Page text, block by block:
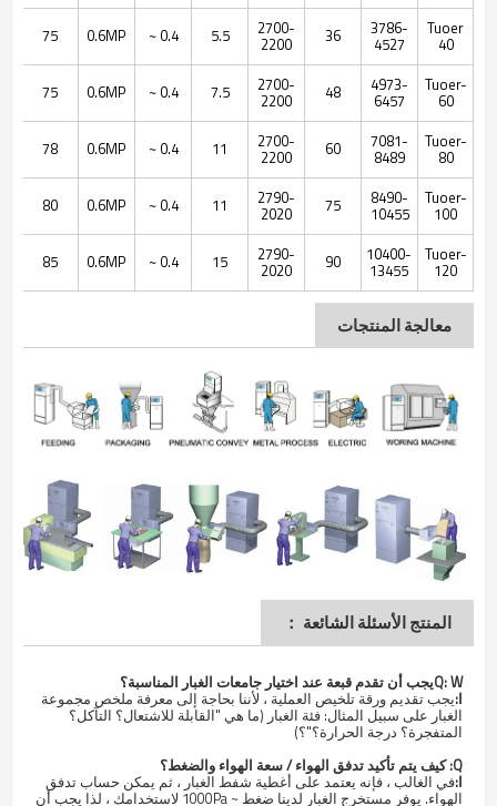
Tuoer
40
3786-
4527
36
2700-
2200
5.5
0.4 ~
0.6MP
75
Tuoer-
60
4973-
6457
48
2700-
2200
7.5
0.4 ~
0.6MP
75
Tuoer-
80
7081-
8489
60
2700-
2200
11
0.4 ~
0.6MP
78
Tuoer-
100
8490-
10455
75
2790-
2020
11
0.4 ~
0.6MP
80
Tuoer-
120
10400-
13455
90
2790-
2020
15
0.4 ~
0.6MP
85
معالجة المنتجات
المنتج الأسئلة الشائعة ：
Q:W يجب أن تقدم قبعة عند اختيار جامعات الغبار المناسبة؟
ا:يجب تقديم ورقة تلخيص العملية ، لأننا بحاجة إلى معرفة ملخص مجموعة
الغبار على سبيل المثال: فئة الغبار (ما هي "القابلة للاشتعال؟ التآكل؟
المتفجرة؟ درجة الحرارة؟"؟)
Q: كيف يتم تأكيد تدفق الهواء / سعة الهواء والضغط؟
ا:في الغالب ، فإنه يعتمد على أغطية شفط الغبار ، ثم يمكن حساب تدفق
الهواء. يوفر مستخرج الغبار لدينا ضغط ~ 1000Pa لاستخدامك ، لذا يجب أن